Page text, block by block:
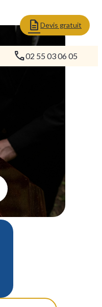
Devis gratuit
02 55 03 06 05